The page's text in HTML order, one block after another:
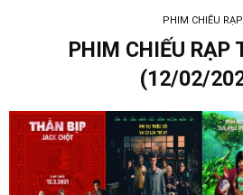
PHIM CHIẾU RẠP
PHIM CHIẾU RẠP
(12/02/